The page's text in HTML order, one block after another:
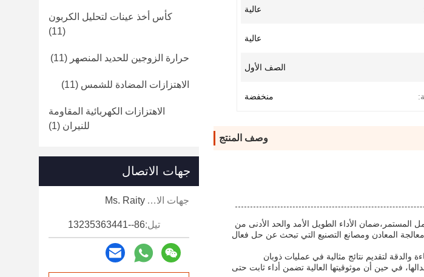
عالية
عالية
الصف الأول
منخفضة
وصف المنتج
المستمر،ضمان الأداء الطويل الأمد والحد الأدنى من
المعادن ومصانع التصنيع التي تبحث عن حل فعال
والدقة لتقديم نتائج مثالية في عمليات ذوبان
في حين أن موثوقيتها العالية تضمن أداء ثابت حتى
كأس أخذ عينات لتحليل الكربون
(11)
حرارة الزوجين للحديد المنصهر (11)
الاهتزازات المضادة للشمس (11)
الاهتزازات الكهربائية المقاومة
للنيران (1)
جهات الاتصال
جهات الاتصال: Ms. Raity
تيل:86--13235363441